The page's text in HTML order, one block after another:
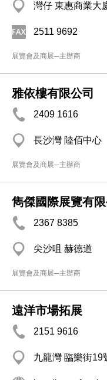
灣仔 東惠商業大
2511 9692
展覽會及商展─主辦商
雅依樓有限公司
2409 1616
長沙灣 陸佰中心
展覽會及商展─主辦商
雋傑國際展覽有限
2367 8385
尖沙咀 赫德道
展覽會及商展─主辦商
遠洋市場拓展
2151 9616
九龍灣 臨樂街19